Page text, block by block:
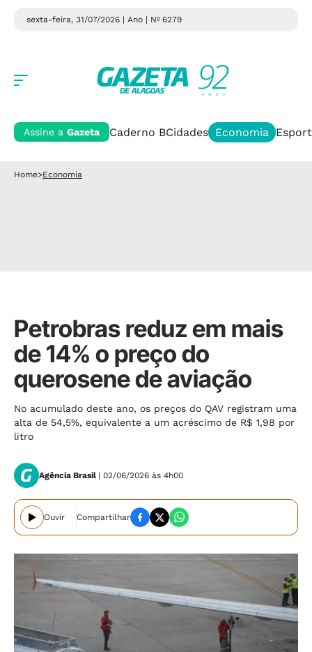
sexta-feira, 31/07/2026 | Ano | Nº 6279
Assine a Gazeta Caderno BCidades Economia
Home>Economia
Petrobras reduz em mais
de 14% o preço do
querosene de aviação
No acumulado deste ano, os preços do QAV registram uma
alta de 54,5%, equivalente a um acréscimo de R$ 1,98 por
litro
Agência Brasil | 02/06/2026 às 4h00
Ouvir Compartilhar